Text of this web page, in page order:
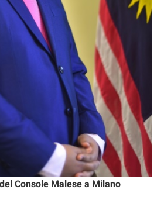
Console Malese a Milano